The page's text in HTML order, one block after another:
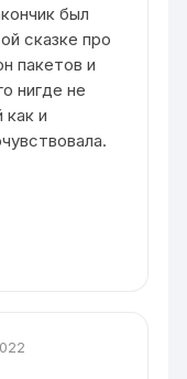
был
сказке про
пакетов и
нигде не
как и